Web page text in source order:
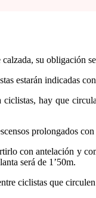
su obligación
estarán indicadas
ciclistas, hay que
prolongados
con antelación y
será de 1’50m.
ciclistas que